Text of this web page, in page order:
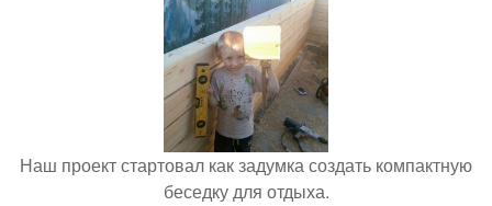
Наш проект стартовал как задумка создать компактную
беседку для отдыха.